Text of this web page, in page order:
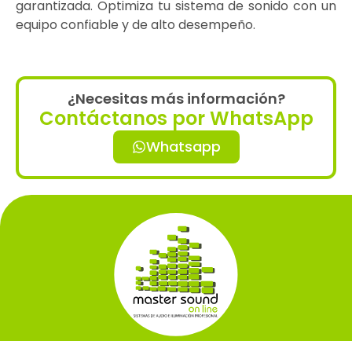
garantizada. Optimiza tu sistema de sonido con un
equipo confiable y de alto desempeño.
¿Necesitas más información?
Contáctanos por WhatsApp
Whatsapp